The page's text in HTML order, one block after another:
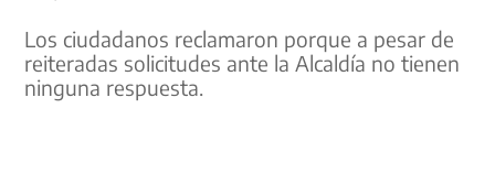
Los ciudadanos reclamaron porque a pesar de
reiteradas solicitudes ante la Alcaldía no tienen
ninguna respuesta.